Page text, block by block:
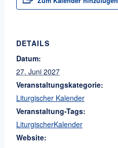
DETAILS
Datum:
27. Juni 2027
Veranstaltungskategorie:
Liturgischer Kalender
Veranstaltung-Tags:
LiturgischerKalender
Website: